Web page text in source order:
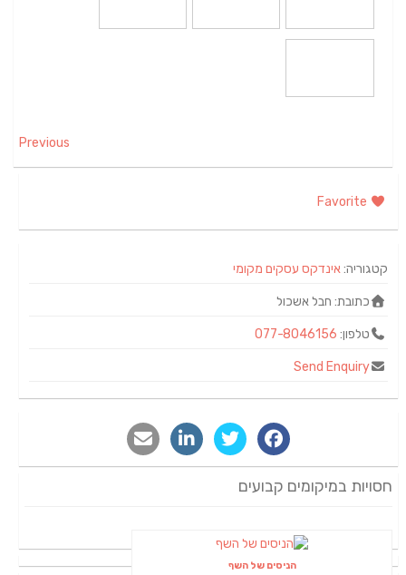
Previous
קטגוריה:אינדקס עסקים מקומי
כתובת: חבל אשכול
טלפון: 077-8046156
Send Enquiry
חסויות במיקומים קבועים
הניסים של השף